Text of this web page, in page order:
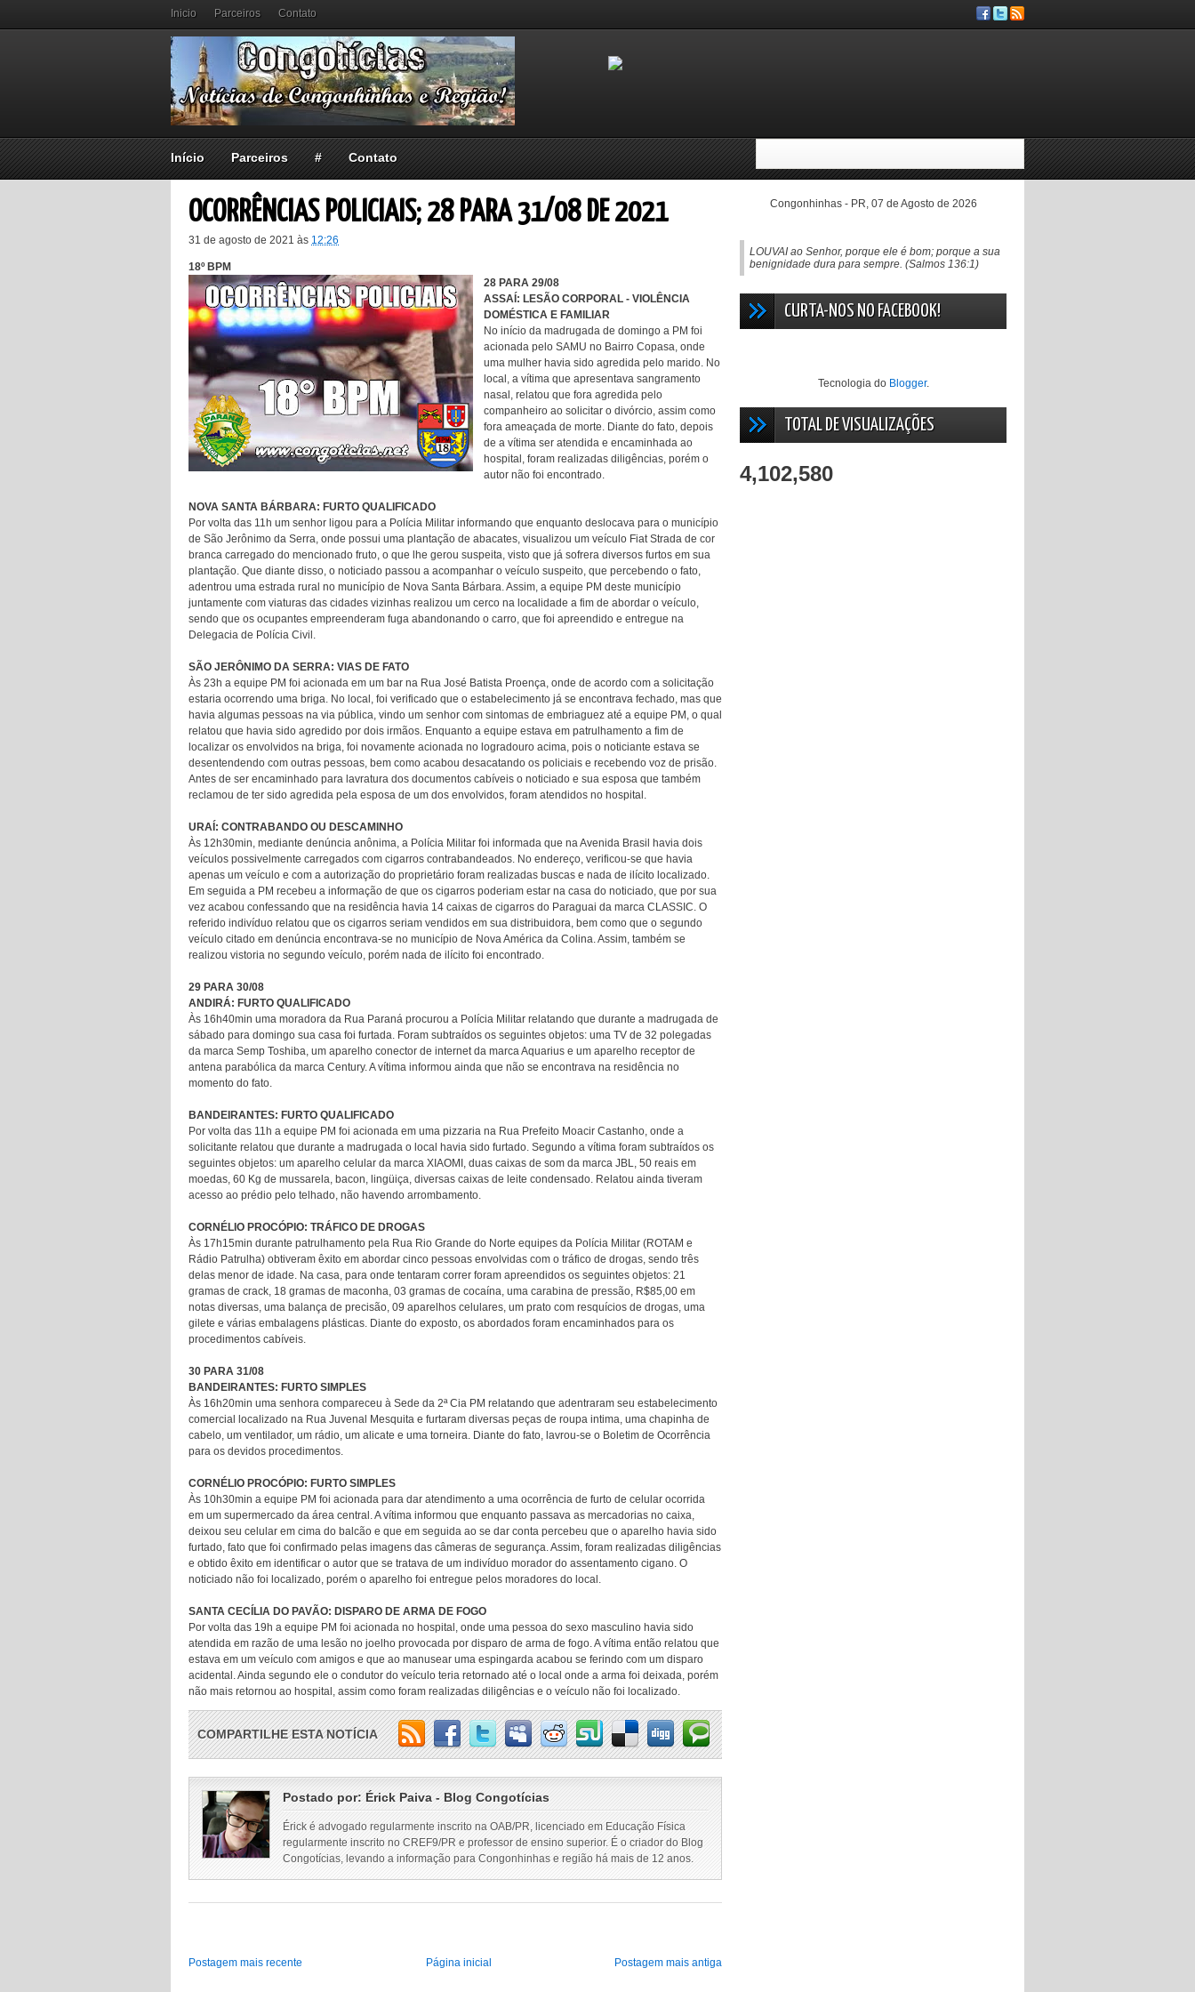
Inicio Parceiros Contato
Início Parceiros # Contato
OCORRÊNCIAS POLICIAIS; 28 PARA 31/08 DE 2021
31 de agosto de 2021 às 12:26
18º BPM
28 PARA 29/08
ASSAÍ: LESÃO CORPORAL - VIOLÊNCIA
DOMÉSTICA E FAMILIAR
No início da madrugada de domingo a PM foi
acionada pelo SAMU no Bairro Copasa, onde
uma mulher havia sido agredida pelo marido. No
local, a vítima que apresentava sangramento
nasal, relatou que fora agredida pelo
companheiro ao solicitar o divórcio, assim como
fora ameaçada de morte. Diante do fato, depois
de a vítima ser atendida e encaminhada ao
hospital, foram realizadas diligências, porém o
autor não foi encontrado.
NOVA SANTA BÁRBARA: FURTO QUALIFICADO
Por volta das 11h um senhor ligou para a Polícia Militar informando que enquanto deslocava para o município
de São Jerônimo da Serra, onde possui uma plantação de abacates, visualizou um veículo Fiat Strada de cor
branca carregado do mencionado fruto, o que lhe gerou suspeita, visto que já sofrera diversos furtos em sua
plantação. Que diante disso, o noticiado passou a acompanhar o veículo suspeito, que percebendo o fato,
adentrou uma estrada rural no município de Nova Santa Bárbara. Assim, a equipe PM deste município
juntamente com viaturas das cidades vizinhas realizou um cerco na localidade a fim de abordar o veículo,
sendo que os ocupantes empreenderam fuga abandonando o carro, que foi apreendido e entregue na
Delegacia de Polícia Civil.
SÃO JERÔNIMO DA SERRA: VIAS DE FATO
Às 23h a equipe PM foi acionada em um bar na Rua José Batista Proença, onde de acordo com a solicitação
estaria ocorrendo uma briga. No local, foi verificado que o estabelecimento já se encontrava fechado, mas que
havia algumas pessoas na via pública, vindo um senhor com sintomas de embriaguez até a equipe PM, o qual
relatou que havia sido agredido por dois irmãos. Enquanto a equipe estava em patrulhamento a fim de
localizar os envolvidos na briga, foi novamente acionada no logradouro acima, pois o noticiante estava se
desentendendo com outras pessoas, bem como acabou desacatando os policiais e recebendo voz de prisão.
Antes de ser encaminhado para lavratura dos documentos cabíveis o noticiado e sua esposa que também
reclamou de ter sido agredida pela esposa de um dos envolvidos, foram atendidos no hospital.
URAÍ: CONTRABANDO OU DESCAMINHO
Às 12h30min, mediante denúncia anônima, a Polícia Militar foi informada que na Avenida Brasil havia dois
veículos possivelmente carregados com cigarros contrabandeados. No endereço, verificou-se que havia
apenas um veículo e com a autorização do proprietário foram realizadas buscas e nada de ilícito localizado.
Em seguida a PM recebeu a informação de que os cigarros poderiam estar na casa do noticiado, que por sua
vez acabou confessando que na residência havia 14 caixas de cigarros do Paraguai da marca CLASSIC. O
referido indivíduo relatou que os cigarros seriam vendidos em sua distribuidora, bem como que o segundo
veículo citado em denúncia encontrava-se no município de Nova América da Colina. Assim, também se
realizou vistoria no segundo veículo, porém nada de ilícito foi encontrado.
29 PARA 30/08
ANDIRÁ: FURTO QUALIFICADO
Às 16h40min uma moradora da Rua Paraná procurou a Polícia Militar relatando que durante a madrugada de
sábado para domingo sua casa foi furtada. Foram subtraídos os seguintes objetos: uma TV de 32 polegadas
da marca Semp Toshiba, um aparelho conector de internet da marca Aquarius e um aparelho receptor de
antena parabólica da marca Century. A vítima informou ainda que não se encontrava na residência no
momento do fato.
BANDEIRANTES: FURTO QUALIFICADO
Por volta das 11h a equipe PM foi acionada em uma pizzaria na Rua Prefeito Moacir Castanho, onde a
solicitante relatou que durante a madrugada o local havia sido furtado. Segundo a vítima foram subtraídos os
seguintes objetos: um aparelho celular da marca XIAOMI, duas caixas de som da marca JBL, 50 reais em
moedas, 60 Kg de mussarela, bacon, lingüiça, diversas caixas de leite condensado. Relatou ainda tiveram
acesso ao prédio pelo telhado, não havendo arrombamento.
CORNÉLIO PROCÓPIO: TRÁFICO DE DROGAS
Às 17h15min durante patrulhamento pela Rua Rio Grande do Norte equipes da Polícia Militar (ROTAM e
Rádio Patrulha) obtiveram êxito em abordar cinco pessoas envolvidas com o tráfico de drogas, sendo três
delas menor de idade. Na casa, para onde tentaram correr foram apreendidos os seguintes objetos: 21
gramas de crack, 18 gramas de maconha, 03 gramas de cocaína, uma carabina de pressão, R$85,00 em
notas diversas, uma balança de precisão, 09 aparelhos celulares, um prato com resquícios de drogas, uma
gilete e várias embalagens plásticas. Diante do exposto, os abordados foram encaminhados para os
procedimentos cabíveis.
30 PARA 31/08
BANDEIRANTES: FURTO SIMPLES
Às 16h20min uma senhora compareceu à Sede da 2ª Cia PM relatando que adentraram seu estabelecimento
comercial localizado na Rua Juvenal Mesquita e furtaram diversas peças de roupa intima, uma chapinha de
cabelo, um ventilador, um rádio, um alicate e uma torneira. Diante do fato, lavrou-se o Boletim de Ocorrência
para os devidos procedimentos.
CORNÉLIO PROCÓPIO: FURTO SIMPLES
Às 10h30min a equipe PM foi acionada para dar atendimento a uma ocorrência de furto de celular ocorrida
em um supermercado da área central. A vítima informou que enquanto passava as mercadorias no caixa,
deixou seu celular em cima do balcão e que em seguida ao se dar conta percebeu que o aparelho havia sido
furtado, fato que foi confirmado pelas imagens das câmeras de segurança. Assim, foram realizadas diligências
e obtido êxito em identificar o autor que se tratava de um indivíduo morador do assentamento cigano. O
noticiado não foi localizado, porém o aparelho foi entregue pelos moradores do local.
SANTA CECÍLIA DO PAVÃO: DISPARO DE ARMA DE FOGO
Por volta das 19h a equipe PM foi acionada no hospital, onde uma pessoa do sexo masculino havia sido
atendida em razão de uma lesão no joelho provocada por disparo de arma de fogo. A vítima então relatou que
estava em um veículo com amigos e que ao manusear uma espingarda acabou se ferindo com um disparo
acidental. Ainda segundo ele o condutor do veículo teria retornado até o local onde a arma foi deixada, porém
não mais retornou ao hospital, assim como foram realizadas diligências e o veículo não foi localizado.
COMPARTILHE ESTA NOTÍCIA
Postado por: Érick Paiva - Blog Congotícias
Érick é advogado regularmente inscrito na OAB/PR, licenciado em Educação Física
regularmente inscrito no CREF9/PR e professor de ensino superior. É o criador do Blog
Congotícias, levando a informação para Congonhinhas e região há mais de 12 anos.
Postagem mais recente Postagem mais antiga
Página inicial
Congonhinhas - PR, 07 de Agosto de 2026
LOUVAI ao Senhor, porque ele é bom; porque a sua
benignidade dura para sempre. (Salmos 136:1)
CURTA-NOS NO FACEBOOK!
Tecnologia do Blogger.
TOTAL DE VISUALIZAÇÕES
4,102,580